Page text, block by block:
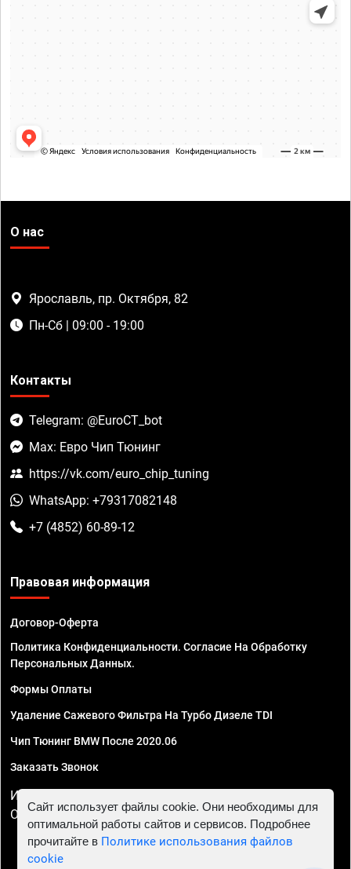
О нас
Ярославль, пр. Октября, 82
Пн-Сб | 09:00 - 19:00
Контакты
Telegram: @EuroCT_bot
Max: Евро Чип Тюнинг
https://vk.com/euro_chip_tuning
WhatsApp: +79317082148
+7 (4852) 60-89-12
Правовая информация
Договор-Оферта
Политика Конфиденциальности. Согласие На Обработку
Персональных Данных.
Формы Оплаты
Удаление Сажевого Фильтра На Турбо Дизеле TDI
Чип Тюнинг BMW После 2020.06
Заказать Звонок
ИП Смирнов Георгий Павлович. ИНН 781302555843,
ОГРНИП 324470400032610
Сайт использует файлы cookie. Они необходимы для
оптимальной работы сайтов и сервисов. Подробнее
прочитайте в Политике использования файлов
cookie